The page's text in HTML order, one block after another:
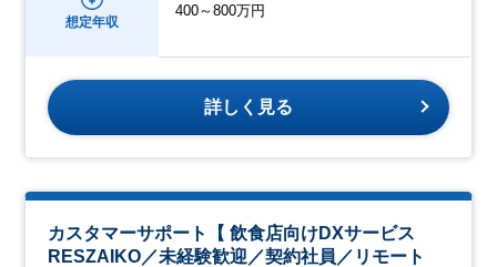
想定年収
400～800万円
詳しく見る
カスタマーサポート【 飲食店向けDXサービス
RESZAIKO／未経験歓迎／契約社員／リモート